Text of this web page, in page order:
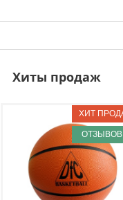
Хиты продаж